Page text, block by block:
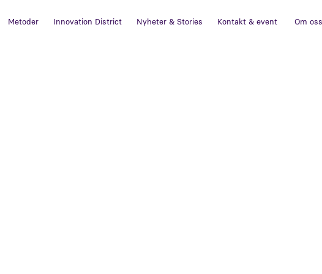
Metoder Innovation District Nyheter & Stories Kontakt & event Om